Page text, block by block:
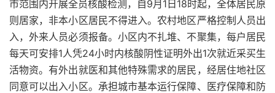
市范围内开展全员核酸检测，自9月1日18时起，全体居民原
则居家，非本小区居民不得进入。农村地区严格控制人员出
入，外来人员必须报备。小区内不扎堆、不聚集，每户居民
每天可安排1人凭24小时内核酸阴性证明外出1次就近采买生
活物资。有外出就医和其他特殊需求的居民，经居住地社区
同意可以出入小区。承担城市基本运行保障、医疗保障和防